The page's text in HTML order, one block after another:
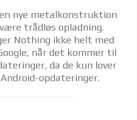
nye metalkonstruktion
trådløs opladning.
Nothing ikke helt med
når det kommer til
da de kun lover
opdateringer.